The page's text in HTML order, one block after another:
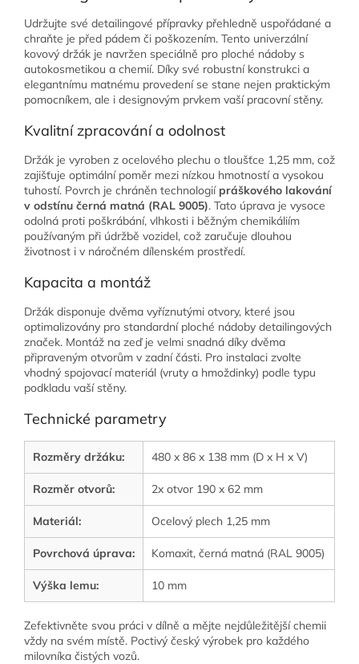
Udržujte své detailingové přípravky přehledně uspořádané a
chraňte je před pádem či poškozením. Tento univerzální
kovový držák je navržen speciálně pro ploché nádoby s
autokosmetikou a chemií. Díky své robustní konstrukci a
elegantnímu matnému provedení se stane nejen praktickým
pomocníkem, ale i designovým prvkem vaší pracovní stěny.
Kvalitní zpracování a odolnost
Držák je vyroben z ocelového plechu o tloušťce 1,25 mm, což
zajišťuje optimální poměr mezi nízkou hmotností a vysokou
tuhostí. Povrch je chráněn technologií práškového lakování
v odstínu černá matná (RAL 9005). Tato úprava je vysoce
odolná proti poškrábání, vlhkosti i běžným chemikáliím
používaným při údržbě vozidel, což zaručuje dlouhou
životnost i v náročném dílenském prostředí.
Kapacita a montáž
Držák disponuje dvěma vyříznutými otvory, které jsou
optimalizovány pro standardní ploché nádoby detailingových
značek. Montáž na zeď je velmi snadná díky dvěma
připraveným otvorům v zadní části. Pro instalaci zvolte
vhodný spojovací materiál (vruty a hmoždinky) podle typu
podkladu vaší stěny.
Technické parametry
Rozměry držáku: 480 x 86 x 138 mm (D x H x V)
Rozměr otvorů: 2x otvor 190 x 62 mm
Materiál: Ocelový plech 1,25 mm
Povrchová úprava: Komaxit, černá matná (RAL 9005)
Výška lemu: 10 mm
Zefektivněte svou práci v dílně a mějte nejdůležitější chemii
vždy na svém místě. Poctivý český výrobek pro každého
milovníka čistých vozů.